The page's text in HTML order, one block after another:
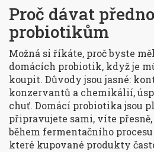
Proč dávat
probiotikům
Možná si říkáte, proč byste
domácích probiotik, když je
koupit. Důvody jsou jasné:
konzervantů a chemikálií,
chuť. Domácí probiotika jsou
připravujete sami, víte
během fermentačního
které kupované produkty